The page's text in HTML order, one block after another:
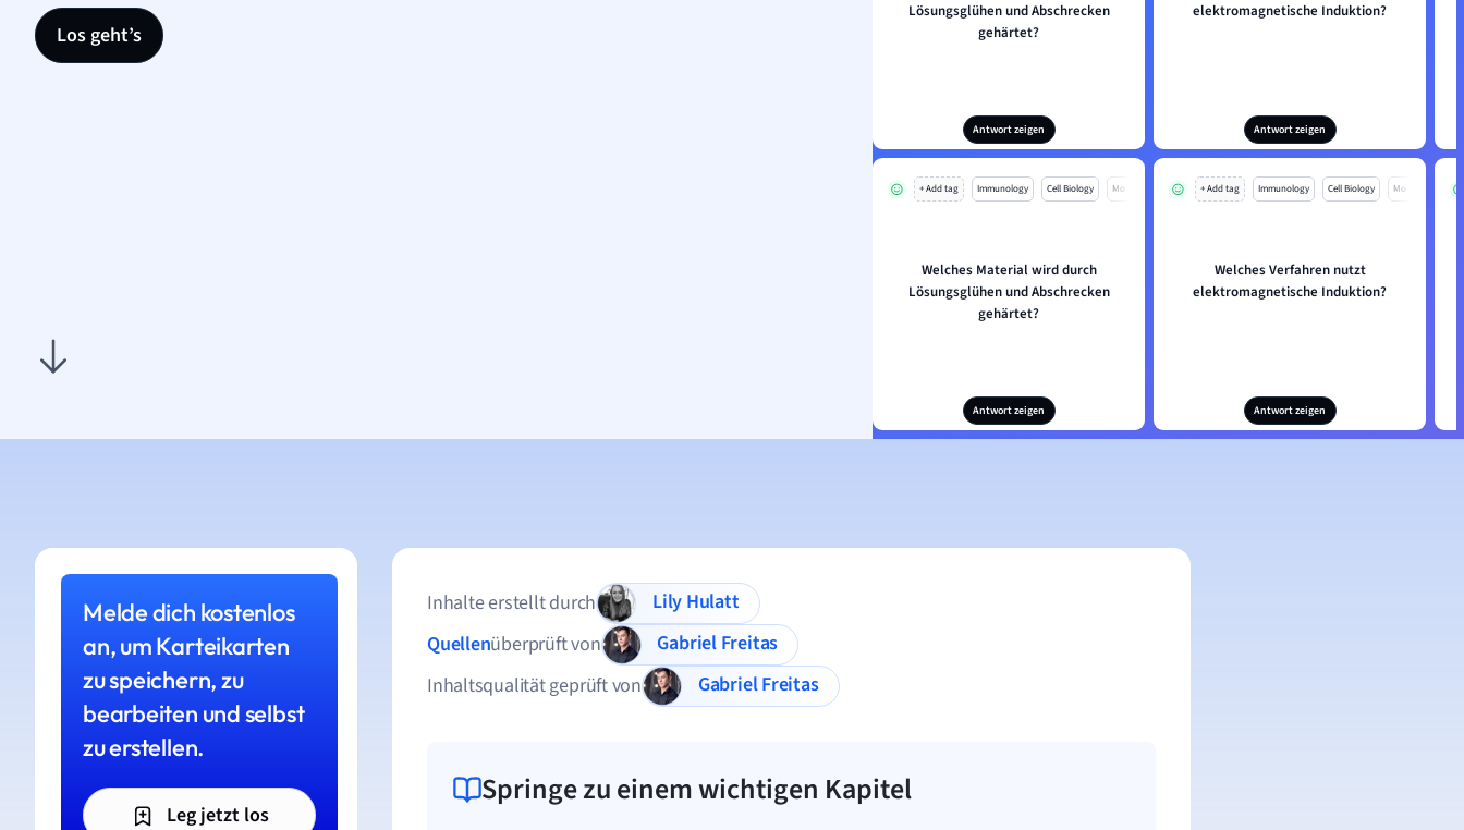
Los geht’s
Lösungsglühen und Abschrecken
gehärtet?
Antwort zeigen
elektromagnetische Induktion?
Antwort zeigen
+ Add tag Immunology Cell Biology Mo
Welches Material wird durch
Lösungsglühen und Abschrecken
gehärtet?
Antwort zeigen
+ Add tag Immunology Cell Biology Mo
Welches Verfahren nutzt
elektromagnetische Induktion?
Antwort zeigen
Melde dich kostenlos
an, um Karteikarten
zu speichern, zu
bearbeiten und selbst
zu erstellen.
Leg jetzt los
Inhalte erstellt durch
Lily Hulatt
Quellenüberprüft von
Gabriel Freitas
Inhaltsqualität geprüft von
Gabriel Freitas
Springe zu einem wichtigen Kapitel